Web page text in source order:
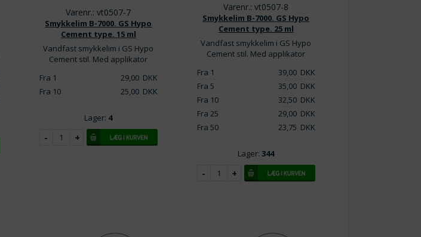
Varenr.: vt0507-7
Smykkelim B-7000. GS Hypo
Cement type. 15 ml
Vandfast smykkelim i GS Hypo
Cement stil. Med applikator
Fra 1
29,00DKK
Fra 10
25,00DKK
Lager: 4
Varenr.: vt0507-8
Smykkelim B-7000. GS Hypo
Cement type. 25 ml
Vandfast smykkelim i GS Hypo
Cement stil. Med applikator
Fra 1
39,00DKK
Fra 5
35,00DKK
Fra 10
32,50DKK
Fra 25
29,00DKK
Fra 50
23,75 DKK
Lager:344